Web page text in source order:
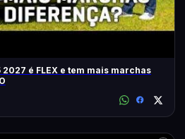
2027 é FLEX e tem mais marchas